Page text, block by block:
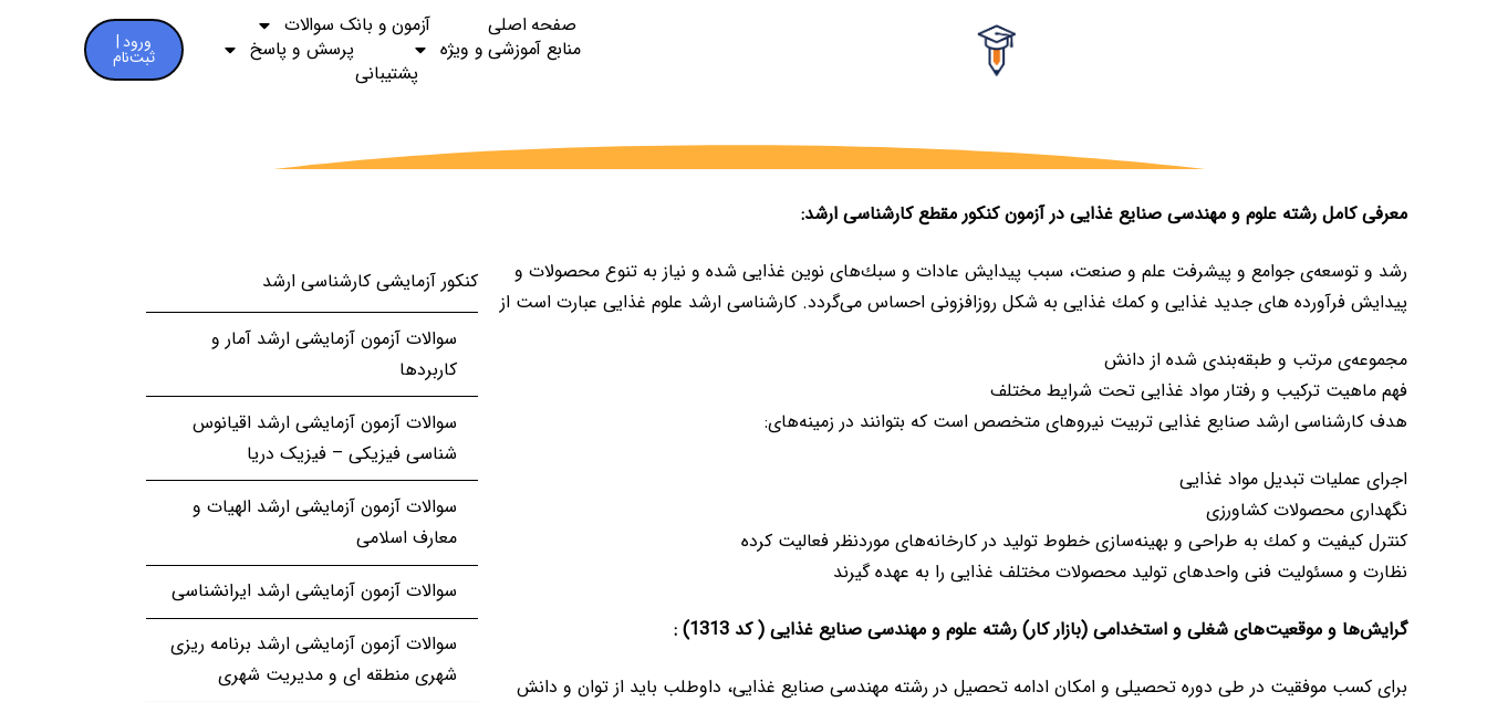
صفحه اصلی
آزمون و بانک سوالات
منابع آموزشی و ویژه
پرسش و پاسخ
پشتیبانی
ورود |
ثبت‌نام
معرفی کامل رشته علوم و مهندسی صنایع غذایی در آزمون کنکور مقطع کارشناسی ارشد:
رشد و توسعه‌ی جوامع و پیشرفت علم و صنعت، سبب پیدایش عادات و سبك‌های نوین غذایی شده و نیاز به تنوع محصولات و
پیدایش فرآورده های جدید غذایی و كمك غذایی به شكل روزافزونی احساس می‌گردد. کارشناسی ارشد علوم غذایی عبارت است از
مجموعه‌ی مرتب و طبقه‌بندی شده از دانش
فهم ماهیت تركیب و رفتار مواد غذایی تحت شرایط مختلف
هدف کارشناسی ارشد صنایع غذایی تربیت نیروهای متخصص است كه بتوانند در زمینه‌های:
اجرای عملیات تبدیل مواد غذایی
نگهداری محصولات كشاورزی
كنترل كیفیت و كمك به طراحی و بهینه‌سازی خطوط تولید در كارخانه‌های موردنظر فعالیت كرده
نظارت و مسئولیت فنی واحدهای تولید محصولات مختلف غذایی را به عهده گیرند
گرایش‌ها و موقعیت‌های شغلی و استخدامی (بازار کار) رشته علوم و مهندسی صنایع غذایی ( کد 1313) :
برای كسب موفقیت در طی دوره تحصیلی و امكان ادامه تحصیل در رشته مهندسی صنایع غذایی، داوطلب باید از توان و دانش
کنکور آزمایشی کارشناسی ارشد
سوالات آزمون آزمایشی ارشد آمار و
کاربردها
سوالات آزمون آزمایشی ارشد اقیانوس
شناسی فیزیکی – فیزیک دریا
سوالات آزمون آزمایشی ارشد الهیات و
معارف اسلامی
سوالات آزمون آزمایشی ارشد ایرانشناسی
سوالات آزمون آزمایشی ارشد برنامه ریزی
شهری منطقه ای و مدیریت شهری